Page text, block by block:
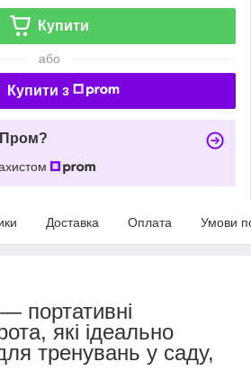
Купити
або
Купити з
Пром?
Доставка Оплата Умови
портативні
які ідеально
тренувань у саду,